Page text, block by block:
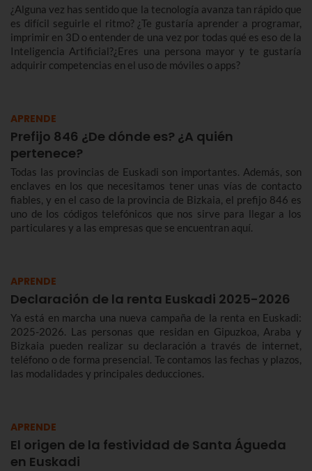
¿Alguna vez has sentido que la tecnología avanza tan rápido que
es difícil seguirle el ritmo? ¿Te gustaría aprender a programar,
imprimir en 3D o entender de una vez por todas qué es eso de la
Inteligencia Artificial?¿Eres una persona mayor y te gustaría
adquirir competencias en el uso de móviles o apps?
APRENDE
Prefijo 846 ¿De dónde es? ¿A quién
pertenece?
Todas las provincias de Euskadi son importantes. Además, son
enclaves en los que necesitamos tener unas vías de contacto
fiables, y en el caso de la provincia de Bizkaia, el prefijo 846 es
uno de los códigos telefónicos que nos sirve para llegar a los
particulares y a las empresas que se encuentran aquí.
APRENDE
Declaración de la renta Euskadi 2025-2026
Ya está en marcha una nueva campaña de la renta en Euskadi:
2025-2026. Las personas que residan en Gipuzkoa, Araba y
Bizkaia pueden realizar su declaración a través de internet,
teléfono o de forma presencial. Te contamos las fechas y plazos,
las modalidades y principales deducciones.
APRENDE
El origen de la festividad de Santa Águeda
en Euskadi